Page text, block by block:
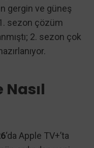
gergin ve güneş
sezon çözüm
2. sezon çok
‘da Apple TV+’ta